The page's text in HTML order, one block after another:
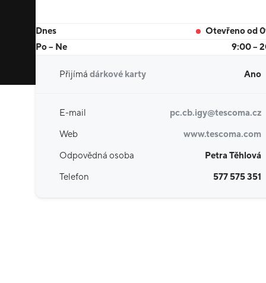
Dnes
Otevřeno od
Po – Ne
9:00 –
Přijímá dárkové karty Ano
E-mail
pc.cb.igy@tescoma.cz
Web
www.tescoma.com
Odpovědná osoba
Petra Těhlová
Telefon
577 575 351